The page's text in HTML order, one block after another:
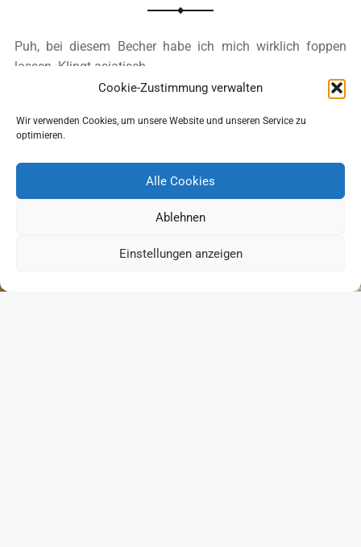
Cookie-Zustimmung verwalten
Wir verwenden Cookies, um unsere Website und unseren Service zu
optimieren.
Alle Cookies
Ablehnen
Einstellungen anzeigen
Puh, bei diesem Becher habe ich mich wirklich foppen
lassen. Klingt asiatisch,…
Ganzes Review lesen…